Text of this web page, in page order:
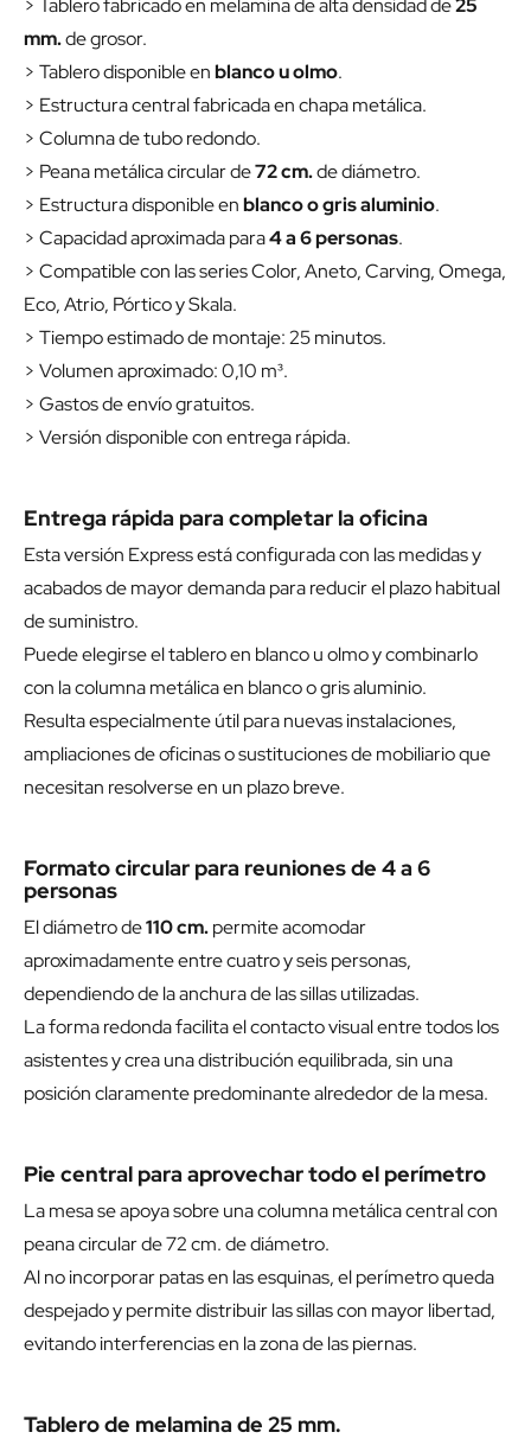
> Tablero fabricado en melamina de alta densidad de25
mm.de grosor.
> Tablero disponible enblanco u olmo.
> Estructura central fabricada en chapa metálica.
> Columna de tubo redondo.
> Peana metálica circular de72 cm.de diámetro.
> Estructura disponible enblanco o gris aluminio.
> Capacidad aproximada para4 a 6 personas.
> Compatible con las series Color, Aneto, Carving, Omega,
Eco, Atrio, Pórtico y Skala.
> Tiempo estimado de montaje: 25 minutos.
> Volumen aproximado: 0,10 m³.
> Gastos de envío gratuitos.
> Versión disponible con entrega rápida.
Entrega rápida para completar la oficina
Esta versión Express está configurada con las medidas y
acabados de mayor demanda para reducir el plazo habitual
de suministro.
Puede elegirse el tablero en blanco u olmo y combinarlo
con la columna metálica en blanco o gris aluminio.
Resulta especialmente útil para nuevas instalaciones,
ampliaciones de oficinas o sustituciones de mobiliario que
necesitan resolverse en un plazo breve.
Formato circular para reuniones de 4 a 6
personas
El diámetro de110 cm.permite acomodar
aproximadamente entre cuatro y seis personas,
dependiendo de la anchura de las sillas utilizadas.
La forma redonda facilita el contacto visual entre todos los
asistentes y crea una distribución equilibrada, sin una
posición claramente predominante alrededor de la mesa.
Pie central para aprovechar todo el perímetro
La mesa se apoya sobre una columna metálica central con
peana circular de 72 cm. de diámetro.
Al no incorporar patas en las esquinas, el perímetro queda
despejado y permite distribuir las sillas con mayor libertad,
evitando interferencias en la zona de las piernas.
Tablero de melamina de 25 mm.